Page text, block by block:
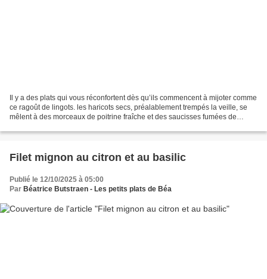
Il y a des plats qui vous réconfortent dès qu’ils commencent à mijoter comme
ce ragoût de lingots. les haricots secs, préalablement trempés la veille, se
mêlent à des morceaux de poitrine fraîche et des saucisses fumées de
Filet mignon au citron et au basilic
Publié le 12/10/2025 à 05:00
Par Béatrice Butstraen - Les petits plats de Béa